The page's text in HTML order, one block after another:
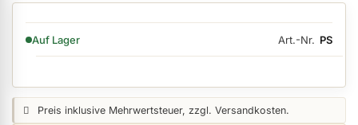
Nagelfeilen, Werkzeuge, Tips & Zubehör anzeigen
Hygiene anzeigen
Auf Lager Art.-Nr. PS
Preisangabe:
Preis inklusive Mehrwertsteuer, zzgl. Versandkosten.